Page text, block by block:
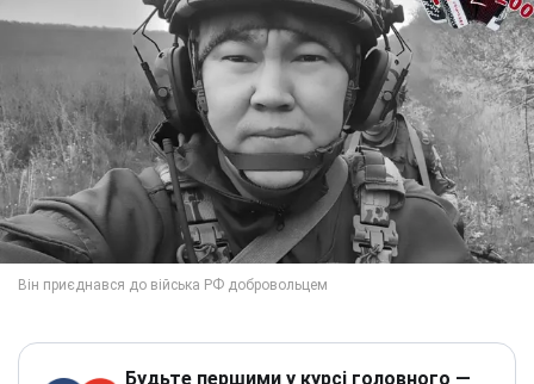
Будьте першими у курсі головного —